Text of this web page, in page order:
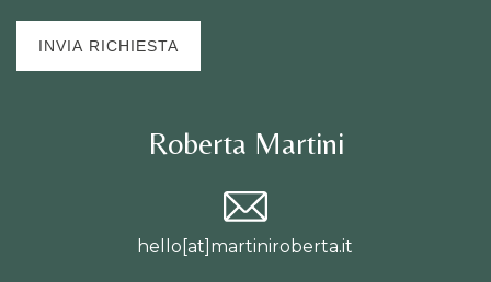
Roberta Martini
hello[at]martiniroberta.it